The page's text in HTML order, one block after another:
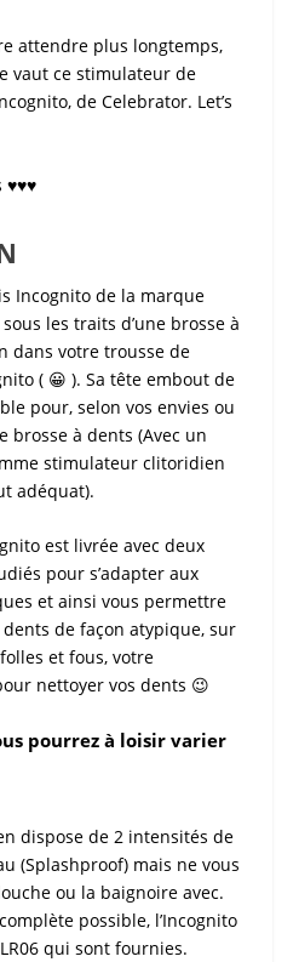
attendre plus longtemps,
vaut ce stimulateur de
, de Celebrator. Let’s
♥♥♥
Incognitode la marque
les traits d’une brosse à
dans votre trousse de
( 😀 ). Sa tête embout de
pour, selon vos envies ou
brosse à dents (Avec un
stimulateur clitoridien
adéquat).
est livrée avec deux
pour s’adapter aux
et ainsi vous permettre
de façon atypique, sur
et fous, votre
nettoyer vos dents 😉
pourrez à loisir varier
dispose de 2 intensités de
(Splashproof) mais ne vous
ou la baignoire avec.
possible, l’Incognito
qui sont fournies.